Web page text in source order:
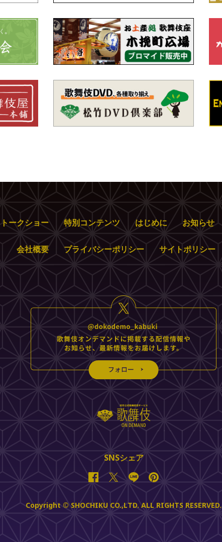
トークショー 特別コンテンツ はじめに お知らせ
会社概要 プライバシーポリシー サイトポリシー
SNSシェア
FacebookTwitterLine
Copyright © SHOCHIKU CO.,LTD. ALL RIGHTS RESERVED.